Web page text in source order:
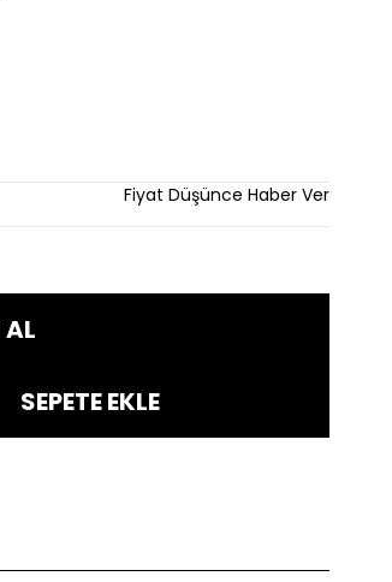
Fiyat Düşünce Haber Ver